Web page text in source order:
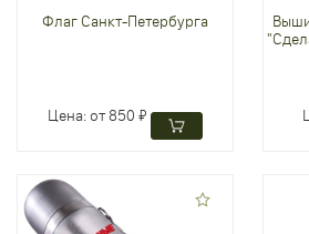
Флаг Санкт-Петербурга
Цена:от 850 ₽